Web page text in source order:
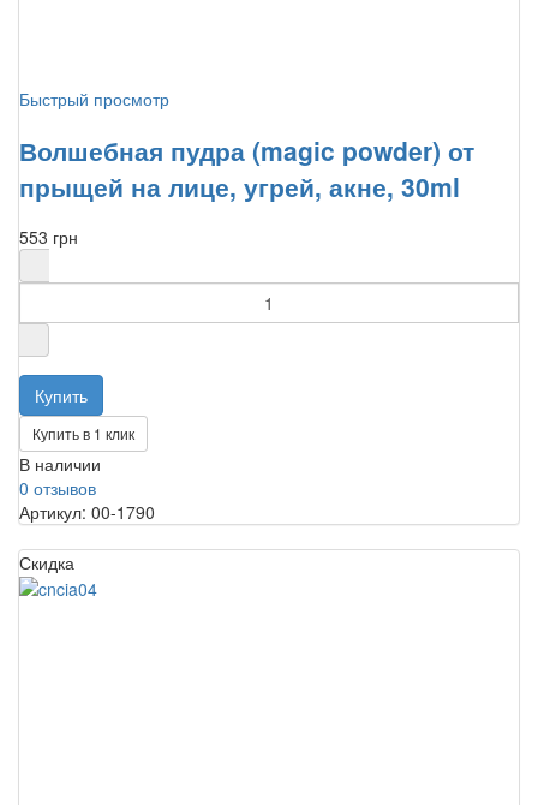
Быстрый просмотр
Волшебная пудра (magic powder) от
прыщей на лице, угрей, акне, 30ml
553 грн
Купить в 1 клик
В наличии
0 отзывов
Артикул: 00-1790
Скидка